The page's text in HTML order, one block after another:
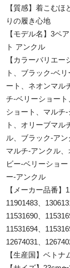
【質感】着こむ
りの履き心地
【モデル名】3ペ
ト アンクル
【カラーバリエ
ト、ブラック-ベ
ート、ネオンマル
チ-ベリーショー
ショート、マルチ
ト、オリーブマル
ル、ブラック-ア
マルチ-アンクル
ビー-ベリーショ
ー-アンクル
【メーカー品番】
11901483、
11531690、
11531694、
12674031、
【生産国】ベトナ